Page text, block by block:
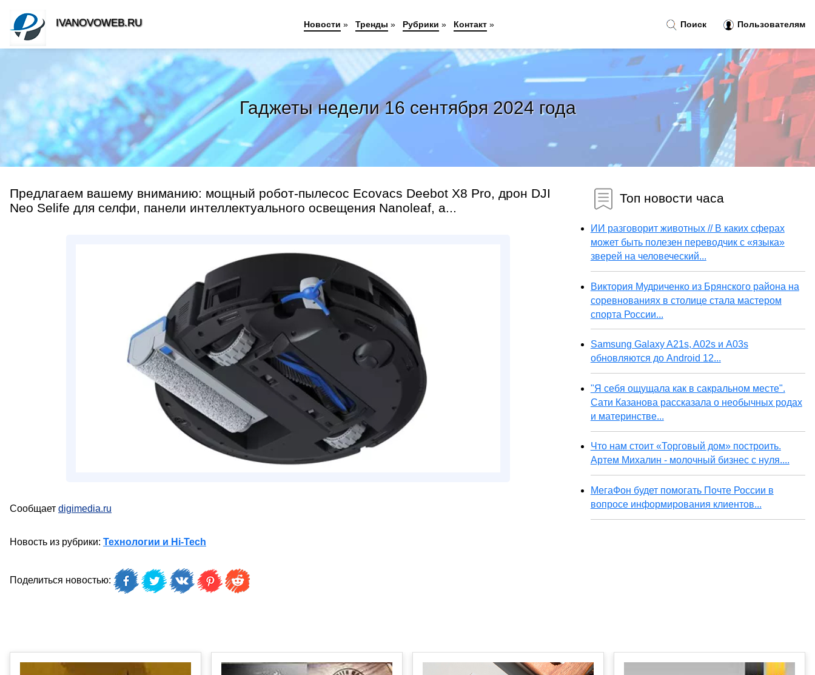
Гаджеты недели 16 сентября 2024 года
Предлагаем вашему вниманию: мощный робот-пылесос Ecovacs Deebot X8 Pro, дрон DJI
Neo Selife для селфи, панели интеллектуального освещения Nanoleaf, а...
Сообщает digimedia.ru
Новость из рубрики: Технологии и Hi-Tech
Поделиться новостью:
Топ новости часа
ИИ разговорит животных // В каких сферах
может быть полезен переводчик с «языка»
зверей на человеческий...
Виктория Мудриченко из Брянского района на
соревнованиях в столице стала мастером
спорта России...
Samsung Galaxy A21s, A02s и A03s
обновляются до Android 12...
"Я себя ощущала как в сакральном месте".
Сати Казанова рассказала о необычных родах
и материнстве...
Что нам стоит «Торговый дом» построить.
Артем Михалин - молочный бизнес с нуля....
МегаФон будет помогать Почте России в
вопросе информирования клиентов...
Поиск Пользователям
IVANOVOWEB.RU Новости » Тренды » Рубрики » Контакт »